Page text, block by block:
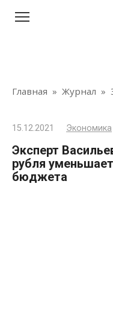
Главная » Журнал »
15.12.2021 Экономика
Эксперт
рубля
бюджета